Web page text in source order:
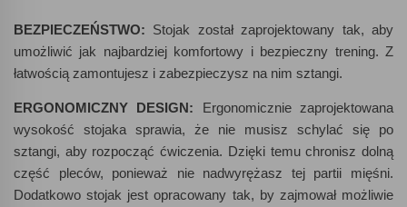
BEZPIECZEŃSTWO: Stojak został zaprojektowany tak, aby
umożliwić jak najbardziej komfortowy i bezpieczny trening. Z
łatwością zamontujesz i zabezpieczysz na nim sztangi.
ERGONOMICZNY DESIGN: Ergonomicznie zaprojektowana
wysokość stojaka sprawia, że nie musisz schylać się po
sztangi, aby rozpocząć ćwiczenia. Dzięki temu chronisz dolną
część pleców, ponieważ nie nadwyrężasz tej partii mięśni.
Dodatkowo stojak jest opracowany tak, by zajmował możliwie